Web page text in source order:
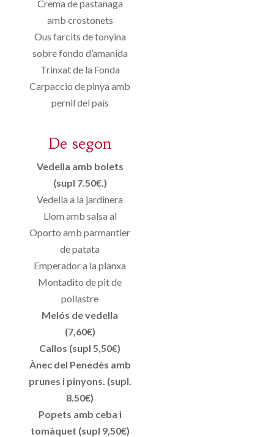
Crema de pastanaga
amb crostonets
Ous farcits de tonyina
sobre fondo d’amanida
Trinxat de la Fonda
Carpaccio de pinya amb
pernil del país
De segon
Vedella amb bolets
(supl 7.50€.)
Vedella a la jardinera
Llom amb salsa al
Oporto amb parmantier
de patata
Emperador a la planxa
Montadito de pit de
pollastre
Melós de vedella
(7,60€)
Callos (supl 5,50€)
Ànec del Penedès amb
prunes i pinyons. (supl.
8.50€)
Popets amb ceba i
tomàquet (supl 9,50€)